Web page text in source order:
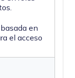
en
el acceso